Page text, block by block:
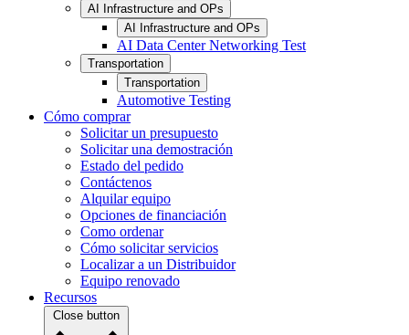
AI Infrastructure and OPs
AI Infrastructure and OPs
AI Data Center Networking Test
Transportation
Transportation
Automotive Testing
Cómo comprar
Solicitar un presupuesto
Solicitar una demostración
Estado del pedido
Contáctenos
Alquilar equipo
Opciones de financiación
Como ordenar
Cómo solicitar servicios
Localizar a un Distribuidor
Equipo renovado
Recursos
Close button